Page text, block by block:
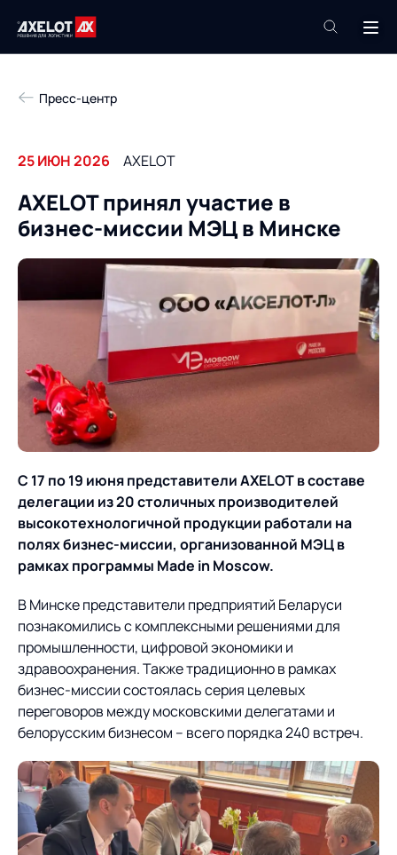
Техподдержка
Компания
Продукты
Роботизация
Академия
База знаний
Услуги
О компании
О компании
ИТ-аккредитация
Карьера
Импортозамещение
Продукты
Управление цепями
поставок
Управление складами
и транспортным парком
Интегрированное
планирование
Управление
контейнерным
Оптимизация в цепях
поставок
Управление двором
консалтинг
Роботизация
Оборудование для склада
AXELOT AI
Услуги
Логистический
консалтинг
Автоматизация
процессов
Техническое оснащение
Постпроектное
сопровождение
Нетворкинг и обмен
опытом вместе с AXELOT
Облачные сервисы
Формирование центров
Пресс-центр
Мероприятия
Архив мероприятий
Проекты
Проекты
Контакты
Контакты
Академия
Предложение для
учебных заведений
База знаний
База знаний
Пресс-центр
25 ИЮН 2026 AXELOT
AXELOT принял участие в
бизнес-миссии МЭЦ в Минске
С 17 по 19 июня представителиAXELOT в составе
делегации из 20 столичных производителей
высокотехнологичной продукции работали на
полях бизнес-миссии, организованной МЭЦ в
рамках программы Made in Moscow.
В Минске представители предприятий Беларуси
познакомились с комплексными решениями для
промышленности, цифровой экономики и
здравоохранения. Также традиционно в рамках
бизнес-миссии состоялась серия целевых
переговоров между московскими делегатами и
белорусским бизнесом – всего порядка 240 встреч.